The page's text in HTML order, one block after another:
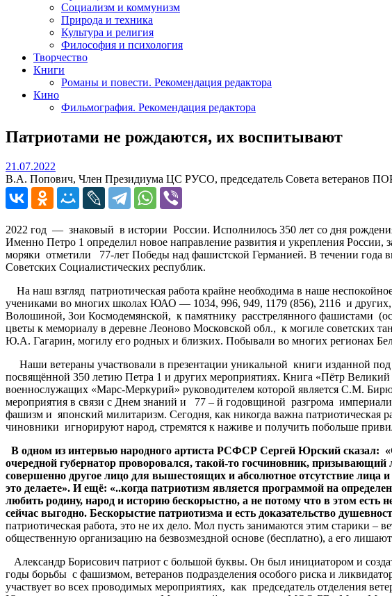
Социализм и коммунизм
Природа и техника
Культура и религия
Философия и психология
Творчество
Книги
Романы и повести. Рекомендация редактора
Кино
Фильмография. Рекомендация редактора
Патриотами не рождаются, их воспитывают
21.07.2022
В.А. Попович, Член Президиума ЦС РУСО, председатель Совета ветеранов
2022 год — знаковый в истории России. Исполнилось 350 лет со дня
Именно Петро 1 определил новое направление развития и укрепления
моряки отметили 77-лет Победы над фашистской Германией. В течении года
Советских Социалистических республик.
На наш взгляд патриотическая работа крайне необходима в наше
учениками во многих школах ЮАО — 1034, 996, 949, 1179 (856), 2116 и
Волошиной, Зои Космодемянской, к памятнику расстрелянного фашистами
цветы к мемориалу в деревне Леоново Московской обл., к могиле советских
Ю.А. Гагарин, могилу его родных и близких. Побывали во многих регионах
Наши ветераны участвовали в презентации уникальной книги изданной
посвящённой 350 летию Петра 1 и других мероприятиях. Книга «Пётр
военнослужащих «Марс-Меркурий» руководителем которой является С.М.
мероприятия в связи с Днем знаний и 77 – й годовщиной разгрома
фашизм и японский милитаризм. Сегодня, как никогда важна патриотическая
чиновники игнорируют народ, стремятся к наживе и получить побольше
В одном из интервью народного артиста РСФСР Сергей Юрский сказал:
очередной губернатор проворовался, такой-то госчиновник,
совершенно другое лицо для вышестоящих и абсолютное отсутствие
это делаете». И ещё: «..когда патриотизм является программой на
любить родину, народ и историю бескорыстно, а не потому что в этом
сейчас выгодно. Бескорыстие патриотизма и есть доказательство
патриотическая работа, это не их дело. Мол пусть занимаются этим старики –
общественную организацию на безвозмездной основе (бесплатно), а его
Александр Борисович патриот с большой буквы. Он был инициатором и
годы борьбы с фашизмом, ветеранов подразделения особого риска и
участвует во всех проводимых мероприятиях, как председатель отделения